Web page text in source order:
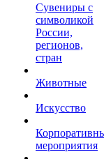
Сувениры с
символикой
России,
регионов,
стран
Животные
Искусство
мероприятия